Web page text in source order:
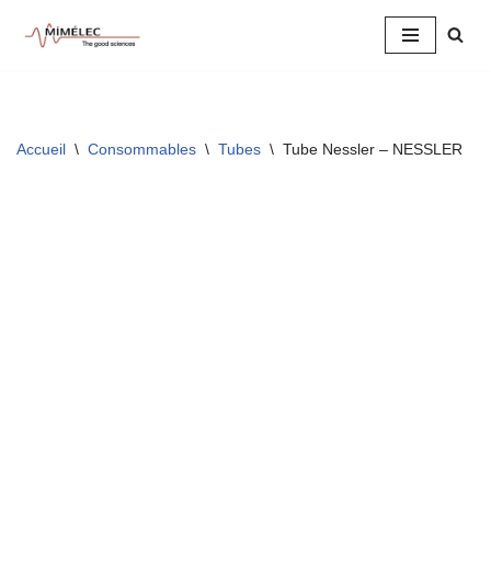
Accueil \ Consommables \ Tubes \ Tube Nessler – NESSLER